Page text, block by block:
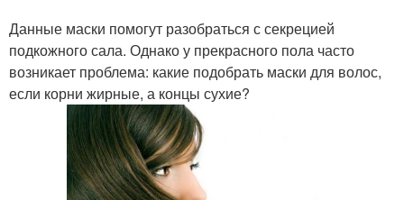
Данные маски помогут разобраться с секрецией
подкожного сала. Однако у прекрасного пола часто
возникает проблема: какие подобрать маски для волос,
если корни жирные, а концы сухие?